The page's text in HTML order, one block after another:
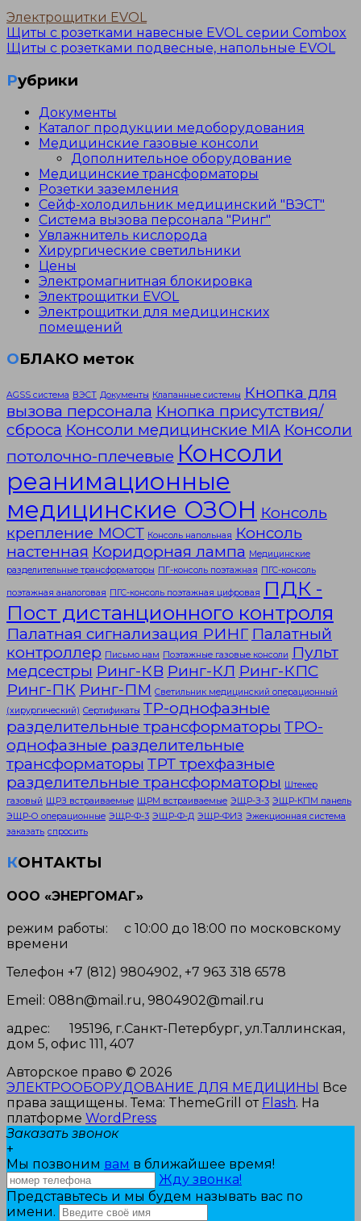
Электрощитки EVOL
Навигация
по
записям
Щиты с розетками навесные EVOL серии Combox
Щиты с розетками подвесные, напольные EVOL
Рубрики
Документы
Каталог продукции медоборудования
Медицинские газовые консоли
Дополнительное оборудование
Медицинские трансформаторы
Розетки заземления
Сейф-холодильник медицинский "ВЭСТ"
Система вызова персонала "Ринг"
Увлажнитель кислорода
Хирургические светильники
Цены
Электромагнитная блокировка
Электрощитки EVOL
Электрощитки для медицинских
помещений
ОБЛАКО меток
AGSS система ВЭСТ Документы Клапанные системы Кнопка для
вызова персонала Кнопка присутствия/
сброса Консоли медицинские MIA Консоли
потолочно-плечевые Консоли
реанимационные
медицинские ОЗОН Консоль
крепление МОСТ Консоль напольная Консоль
настенная Коридорная лампа
Медицинские
разделительные трансформаторы ПГ-консоль поэтажная ПГС-консоль
поэтажная аналоговая ПГС-консоль поэтажная цифровая
ПДК -
Пост дистанционного контроля
Палатная сигнализация РИНГ Палатный
контроллер Письмо нам Поэтажные газовые консоли Пульт
медсестры Ринг-КВ Ринг-КЛ Ринг-КПС
Ринг-ПК Ринг-ПМ Светильник медицинский операционный
(хирургический) Сертификаты ТР-однофазные
разделительные трансформаторы ТРО-
однофазные разделительные
трансформаторы ТРТ трехфазные
разделительные трансформаторы
Штекер
газовый ЩРЗ встраиваемые ЩРМ встраиваемые ЭЩР-З-3 ЭЩР-КПМ панель
ЭЩР-О операционные ЭЩР-Ф-3 ЭЩР-Ф-Д ЭЩР-ФИЗ Эжекционная система
заказать спросить
КОНТАКТЫ
ООО «ЭНЕРГОМАГ»
режим работы: с 10:00 до 18:00 по московскому
времени
Телефон +7 (812) 9804902, +7 963 318 6578
Emeil: 088n@mail.ru, 9804902@mail.ru
адрес: 195196, г.Санкт-Петербург, ул.Таллинская,
дом 5, офис 111, 407
Авторское право © 2026
ЭЛЕКТРООБОРУДОВАНИЕ ДЛЯ МЕДИЦИНЫ
Все
права защищены. Тема: ThemeGrill от Flash. На
платформе WordPress
Заказать звонок
+
Мы позвоним вам в ближайшее время!
Жду звонка!
Представьтесь и мы будем называть вас по
имени.